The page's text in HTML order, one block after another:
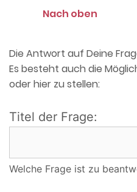
Nach oben
Die Antwort auf Deine
Es besteht auch die
oder hier zu stellen:
Titel der Frage:
Welche Frage ist zu